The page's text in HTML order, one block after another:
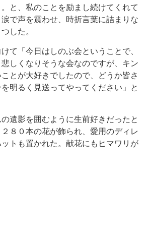
と、私のことを励まし続けてくれて
で声を震わせ、時折言葉に詰まりな
した。
て「今日はしのぶ会ということで、
しくなりそうな会なのですが、キン
とが大好きでしたので、どうか皆さ
明るく見送ってやってください」と
遺影を囲むように生前好きだったと
８０本の花が飾られ、愛用のディレ
トも置かれた。献花にもヒマワリが